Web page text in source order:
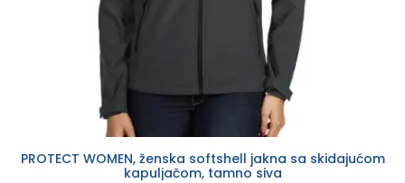
PROTECT WOMEN, ženska softshell jakna sa skidajućom
kapuljačom, tamno siva